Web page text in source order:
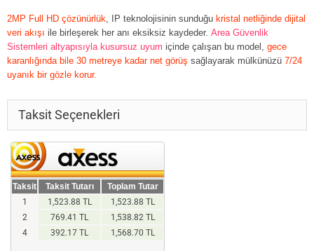
2MP Full HD çözünürlük , IP teknolojisinin sunduğu kristal netliğinde dijital
veri akışı ile birleşerek her anı eksiksiz kaydeder. Area Güvenlik
Sistemleri altyapısıyla kusursuz uyum içinde çalışan bu model,
gece
karanlığında bile 30 metreye kadar net görüş sağlayarak mülkünüzü 7/24
uyanık bir gözle korur.
Taksit Seçenekleri
Taksit Taksit Tutarı
Toplam Tutar
1
1,523.88 TL
1,523.88 TL
2
769.41 TL
1,538.82 TL
4
392.17 TL 1,568.70 TL